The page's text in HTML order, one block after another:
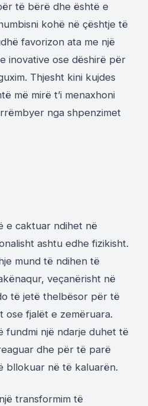
të bërë dhe është e
kohë në çështje të
favorizon ata me një
inovative ose dëshirë për
Thjesht kini kujdes
më mirë t’i menaxhoni
nga shpenzimet
e caktuar ndihet në
ashtu edhe fizikisht.
mund të ndihen të
veçanërisht në
të jetë thelbësor për të
ose fjalët e zemëruara.
fundmi një ndarje duhet të
dhe për të parë
bllokuar në të kaluarën.
transformim të